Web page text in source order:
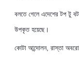
বলতে গেলে এদেশের টপ টু
উপকৃত হয়েছে।
কোটা আন্দোলন, রাস্তা